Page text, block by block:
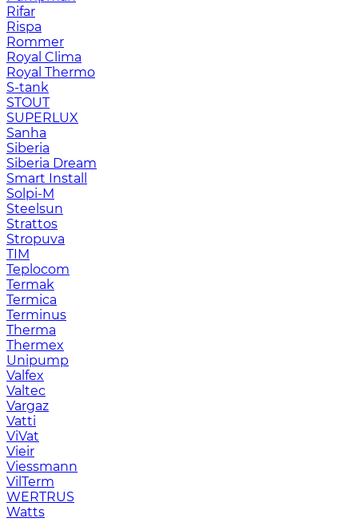
Rifar
Rispa
Rommer
Royal Clima
Royal Thermo
S-tank
STOUT
SUPERLUX
Sanha
Siberia
Siberia Dream
Smart Install
Solpi-M
Steelsun
Strattos
Stropuva
TIM
Teplocom
Termak
Termica
Terminus
Therma
Thermex
Unipump
Valfex
Valtec
Vargaz
Vatti
ViVat
Vieir
Viessmann
VilTerm
WERTRUS
Watts